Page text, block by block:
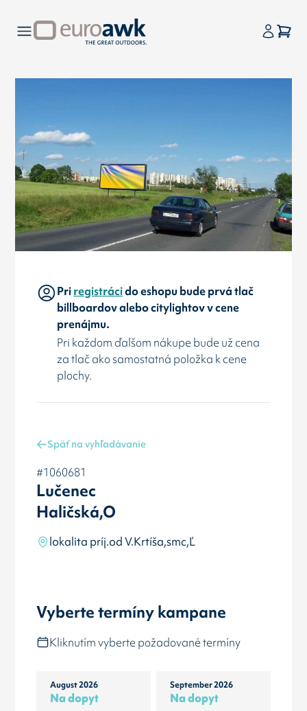
Priregistrácido eshopu bude prvá tlač
billboardov alebo citylightov v cene
prenájmu.
Pri každom ďalšom nákupe bude už cena
za tlač ako samostatná položka k cene
plochy.
Späť na vyhľadávanie
#1060681
Lučenec
Haličská,O
lokalita príj.od V.Krtíša,smc,Ľ
Vyberte termíny kampane
Kliknutím vyberte požadované termíny
August 2026
Na dopyt
September 2026
Na dopyt